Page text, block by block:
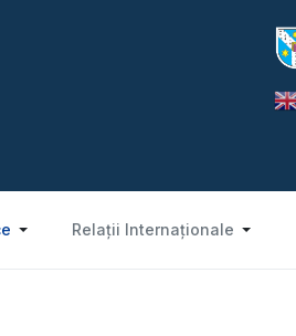
Relații Internaționale